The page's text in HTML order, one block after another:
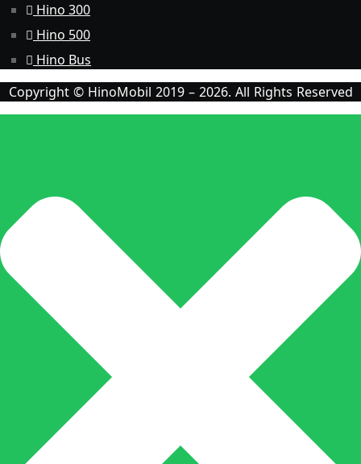
Hino 300
Hino 500
Hino Bus
Copyright © HinoMobil 2019 – 2026. All Rights Reserved